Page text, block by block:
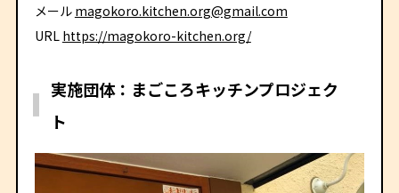
メール magokoro.kitchen.org@gmail.com
URL https://magokoro-kitchen.org/
実施団体：まごころキッチンプロジェク
ト